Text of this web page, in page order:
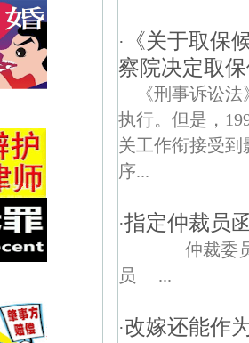
·
《关于取保
察院决定取
《刑事诉讼
执行。但是，
关工作衔接受
序...
·指定仲裁员
仲裁委员
员 ...
·改嫁还能作